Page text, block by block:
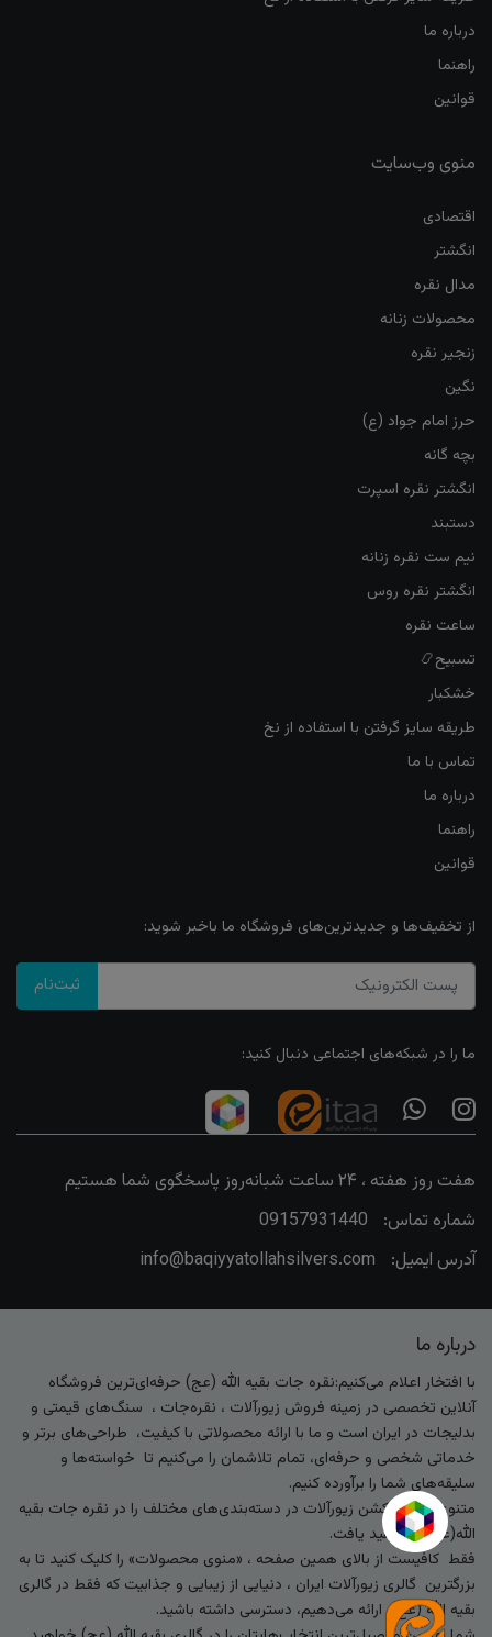
درباره ما
راهنما
قوانین
منوی وب‌سایت
اقتصادی
انگشتر
مدال نقره
محصولات زنانه
زنجیر نقره
نگین
حرز امام جواد (ع)
بچه گانه
انگشتر نقره اسپرت
دستبند
نیم ست نقره زنانه
انگشتر نقره روس
ساعت نقره
تسبیح📿
خشکبار
طریقه سایز گرفتن با استفاده از نخ
تماس با ما
درباره ما
راهنما
قوانین
از تخفیف‌ها و جدیدترین‌های فروشگاه ما باخبر شوید:
ثبت‌نام
ما را در شبکه‌های اجتماعی دنبال کنید:
هفت روز هفته ، ۲۴ ساعت شبانه‌روز پاسخگوی شما هستیم
شماره تماس:
09157931440
آدرس ایمیل:
info@baqiyyatollahsilvers.com
درباره ما
با افتخار اعلام می‌کنیم:نقره جات بقیه الله (عج) حرفه‌ای‌ترین فروشگاه
آنلاین تخصصی در زمینه فروش زیورآلات ، نقره‌جات ، سنگ‌های قیمتی و
بدلیجات در ایران است و ما با ارائه محصولاتی با کیفیت، طراحی‌های برتر و
خدماتی شخصی و حرفه‌ای، تمام تلاشمان را می‌کنیم تا خواسته‌ها و
سلیقه‌های شما را برآورده کنیم.
متنوع‌ترین کالکشن زیورآلات در دسته‌بندی‌های مختلف را در نقره جات بقیه
الله(عج) خواهید یافت.
فقط کافیست از بالای همین صفحه ، «منوی محصولات» را کلیک کنید تا به
بزرگترین گالری زیورآلات ایران ، دنیایی از زیبایی و جذابیت که فقط در گالری
بقیه الله (عج) ارائه می‌دهیم، دسترسی داشته باشید.